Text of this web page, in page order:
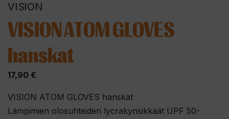
VISION
VISION ATOM GLOVES
hanskat
17,90 €
​VISION ATOM GLOVES hanskat
Lämpimien olosuhteiden lycrakynsikkäät UPF 50-